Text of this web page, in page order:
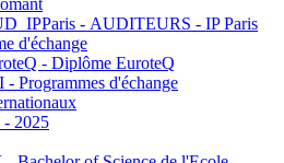
- AUDITEURS - IP Paris
d'échange
- Diplôme EuroteQ
- Programmes d'échange
- 2025